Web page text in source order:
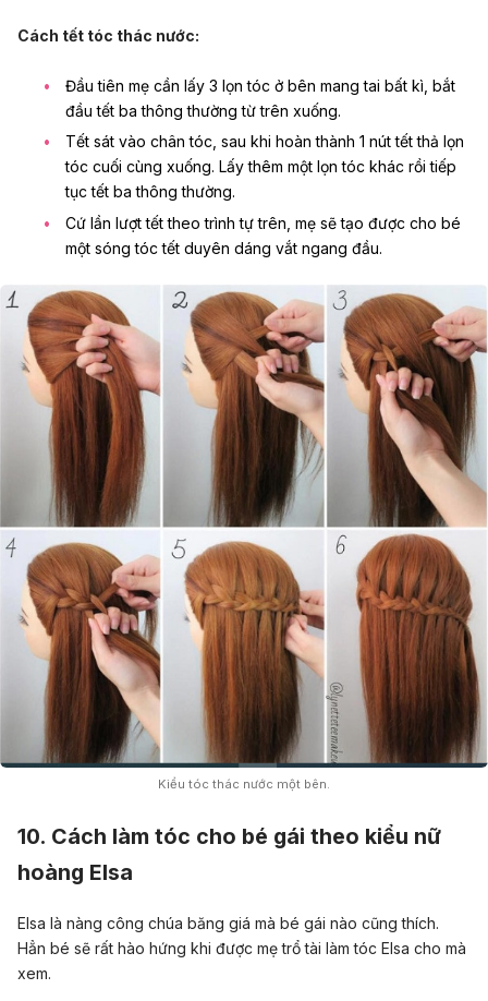
Cách tết tóc thác nước:
Đầu tiên mẹ cần lấy 3 lọn tóc ở bên mang tai bất kì, bắt
đầu tết ba thông thường từ trên xuống.
Tết sát vào chân tóc, sau khi hoàn thành 1 nút tết thả lọn
tóc cuối cùng xuống. Lấy thêm một lọn tóc khác rồi tiếp
tục tết ba thông thường.
Cứ lần lượt tết theo trình tự trên, mẹ sẽ tạo được cho bé
một sóng tóc tết duyên dáng vắt ngang đầu.
Kiểu tóc thác nước một bên.
10. Cách làm tóc cho bé gái theo kiểu nữ
hoàng Elsa
Elsa là nàng công chúa băng giá mà bé gái nào cũng thích.
Hẳn bé sẽ rất hào hứng khi được mẹ trổ tài làm tóc Elsa cho mà
xem.